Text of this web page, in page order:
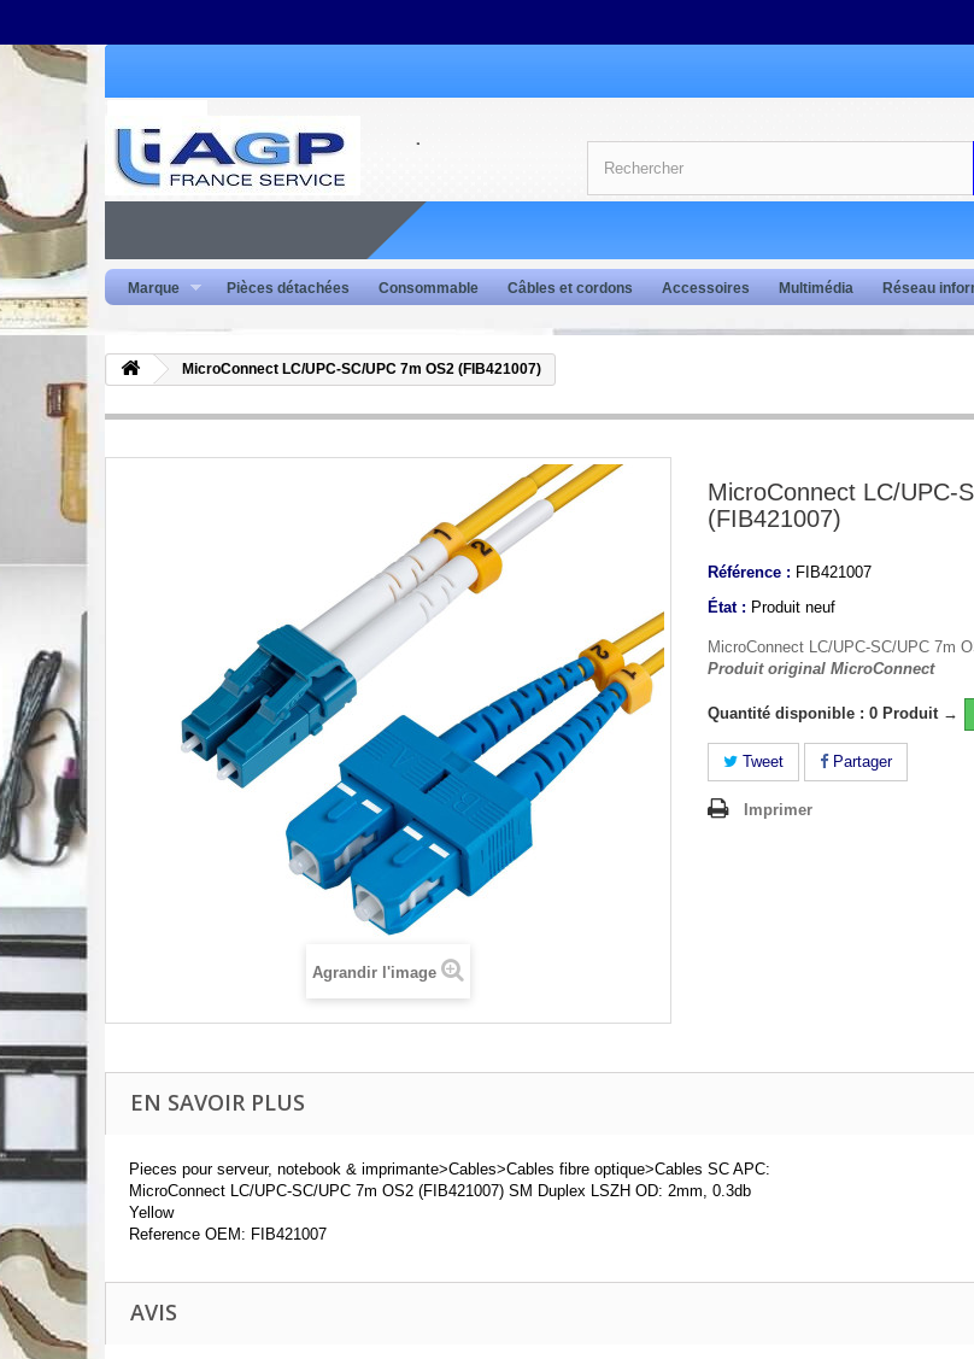
Marque Pièces détachées Consommable Câbles et cordons Accessoires Multimédia Réseau
MicroConnect LC/UPC-SC/UPC 7m OS2 (FIB421007)
Agrandir l'image
MicroConnect LC/UPC-
(FIB421007)
Référence : FIB421007
État : Produit neuf
MicroConnect LC/UPC-SC/UPC 7m
Produit original MicroConnect
Quantité disponible : 0 Produit →
Tweet Partager
Imprimer
EN SAVOIR PLUS
Pieces pour serveur, notebook & imprimante>Cables>Cables fibre optique>Cables SC APC:
MicroConnect LC/UPC-SC/UPC 7m OS2 (FIB421007) SM Duplex LSZH OD: 2mm, 0.3db
Yellow
Reference OEM: FIB421007
AVIS